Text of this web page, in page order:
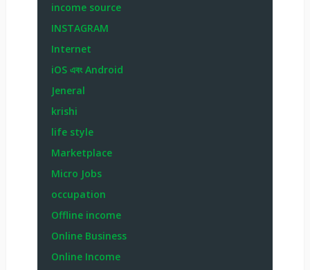
income source
INSTAGRAM
Internet
iOS এবং Android
Jeneral
krishi
life style
Marketplace
Micro Jobs
occupation
Offline income
Online Business
Online Income